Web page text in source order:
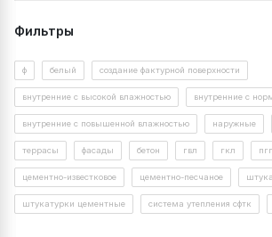
Расход на 1 мм слоя
Слой нанесения, мм
Площадь, м2
Фильтры
ф белый создание фактурной поверхности
внутренние с высокой влажностью внутренние с
внутренние с повышенной влажностью наружные
террасы фасады бетон гвл гкл пгп
цементно-известковое цементно-песчаное
штукатурки цементные система утепления сфтк